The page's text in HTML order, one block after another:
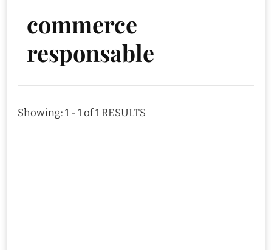
commerce
responsable
Showing: 1 - 1 of 1 RESULTS